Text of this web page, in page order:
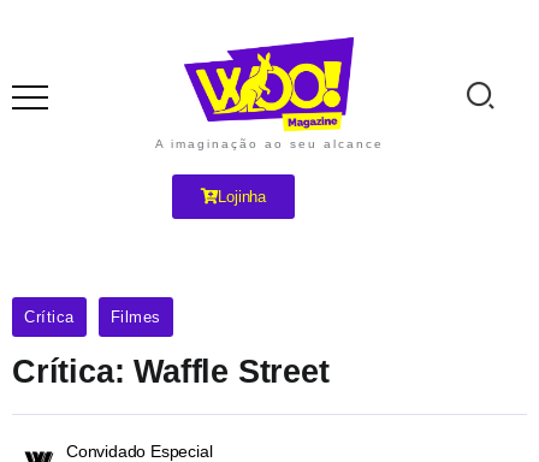
A imaginação ao seu alcance
Lojinha
Crítica Filmes
Crítica: Waffle Street
Convidado Especial